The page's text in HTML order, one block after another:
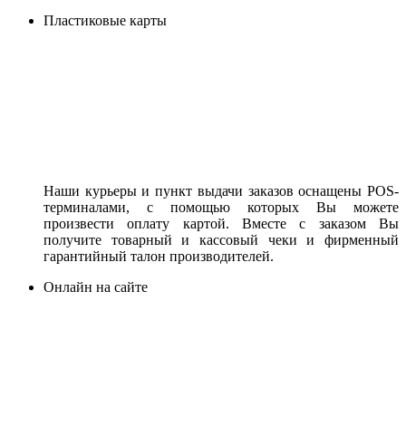
Пластиковые карты
Наши курьеры и пункт выдачи заказов оснащены POS-
терминалами, с помощью которых Вы можете
произвести оплату картой. Вместе с заказом Вы
получите товарный и кассовый чеки и фирменный
гарантийный талон производителей.
Онлайн на сайте